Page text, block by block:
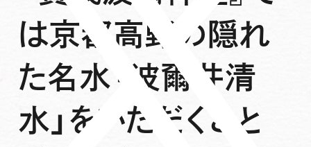
は京都高野の隠れ
た名水「波爾井清
水」をいただくこと